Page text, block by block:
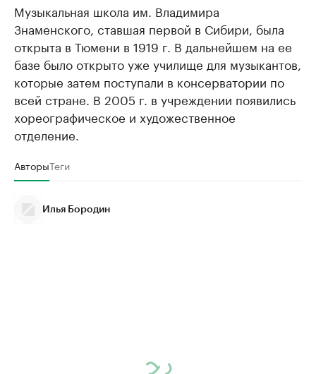
Музыкальная школа им. Владимира
Знаменского, ставшая первой в Сибири, была
открыта в Тюмени в 1919 г. В дальнейшем на ее
базе было открыто уже училище для музыкантов,
которые затем поступали в консерватории по
всей стране. В 2005 г. в учреждении появились
хореографическое и художественное
отделение.
АвторыТеги
Илья Бородин